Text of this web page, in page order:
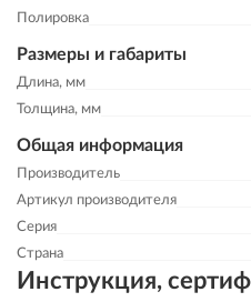
Полировка
Размеры и габариты
Длина, мм
Толщина, мм
Общая информация
Производитель
Артикул производителя
Серия
Страна
Инструкция,